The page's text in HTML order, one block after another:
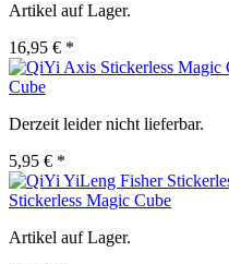
Artikel auf Lager.
16,95 € *
Cube
Derzeit leider nicht lieferbar.
5,95 € *
Stickerless Magic Cube
Artikel auf Lager.